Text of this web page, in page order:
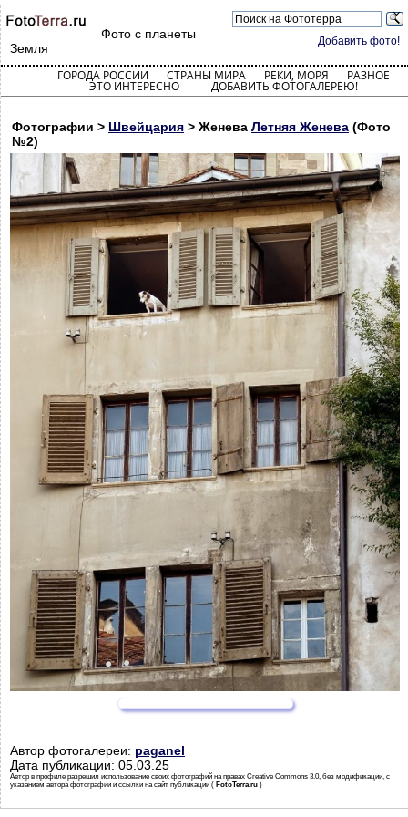
Добавить фото!
Фото с планеты
Земля
ГОРОДА РОССИИ СТРАНЫ МИРА РЕКИ, МОРЯ РАЗНОЕ
ЭТО ИНТЕРЕСНО ДОБАВИТЬ ФОТОГАЛЕРЕЮ!
Фотографии > Швейцария > Женева Летняя Женева (Фото
№2)
Автор фотогалереи: paganel
Дата публикации: 05.03.25
Автор в профиле разрешил использование своих фотографий на правах Creative Commons 3.0, без модификации, с
указанием автора фотографии и ссылки на сайт публикации ( FotoTerra.ru )